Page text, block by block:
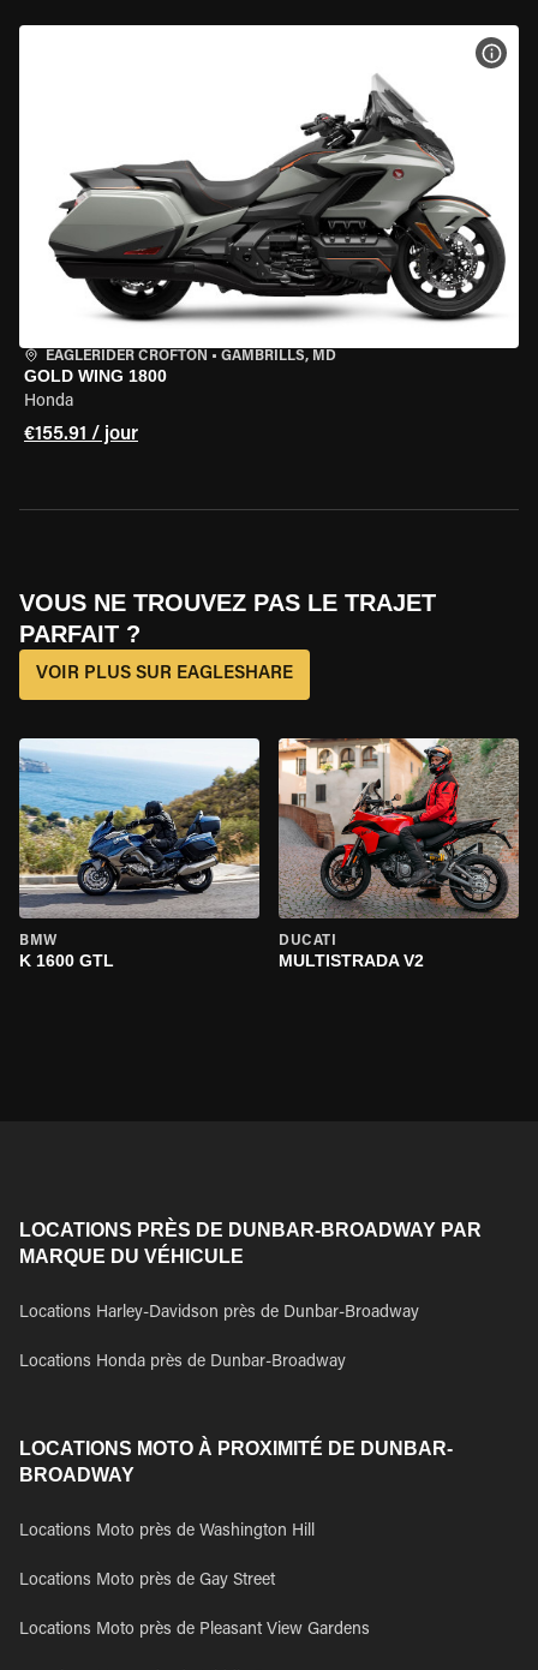
EAGLERIDER CROFTON • GAMBRILLS, MD
GOLD WING 1800
Honda
€155.91 / jour
VOUS NE TROUVEZ PAS LE TRAJET
PARFAIT ?
VOIR PLUS SUR EAGLESHARE
BMW
K 1600 GTL
DUCATI
MULTISTRADA V2
LOCATIONS PRÈS DE DUNBAR-BROADWAY PAR
MARQUE DU VÉHICULE
Locations Harley-Davidson près de Dunbar-Broadway
Locations Honda près de Dunbar-Broadway
LOCATIONS MOTO À PROXIMITÉ DE DUNBAR-
BROADWAY
Locations Moto près de Washington Hill
Locations Moto près de Gay Street
Locations Moto près de Pleasant View Gardens